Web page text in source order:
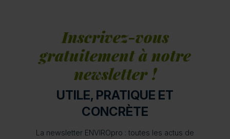
Inscrivez-vous
gratuitement à notre
newsletter !
UTILE, PRATIQUE ET
CONCRÈTE
La newsletter ENVIROpro : toutes les actus de